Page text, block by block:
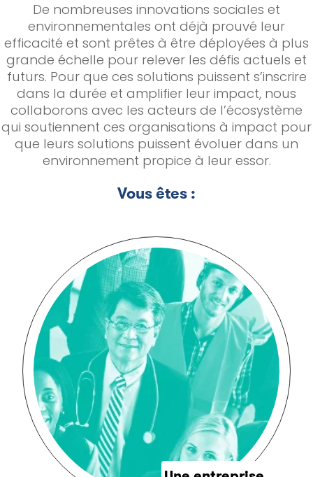
De nombreuses innovations sociales et
environnementales ont déjà prouvé leur
efficacité et sont prêtes à être déployées à plus
grande échelle pour relever les défis actuels et
futurs. Pour que ces solutions puissent s’inscrire
dans la durée et amplifier leur impact, nous
collaborons avec les acteurs de l’écosystème
qui soutiennent ces organisations à impact pour
que leurs solutions puissent évoluer dans un
environnement propice à leur essor.
Vous êtes :